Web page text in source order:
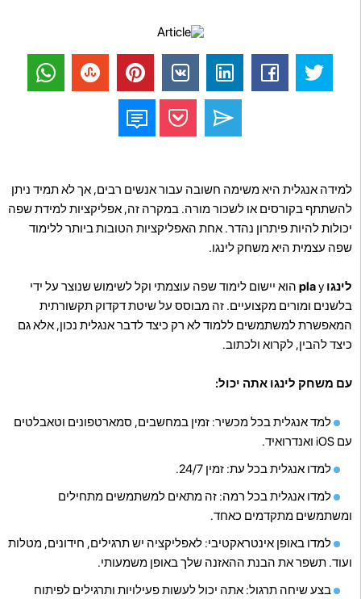
למידה אנגלית היא משימה חשובה עבור אנשים רבים, אך לא תמיד ניתן
להשתתף בקורסים או לשכור מורה. במקרה זה, אפליקציות למידת שפה
יכולות להיות פיתרון נהדר. אחת האפליקציות הטובות ביותר ללימוד
שפה עצמית היא משחק לינגו.
לינגו pla
y הוא יישום לימוד שפה עוצמתי וקל לשימוש שנוצר על ידי
בלשנים ומורים מקצועיים. זה מבוסס על שיטת דקדוק תקשורתית
המאפשרת למשתמשים ללמוד לא רק כיצד לדבר אנגלית נכון, אלא גם
כיצד להבין, לקרוא ולכתוב.
עם משחק לינגו אתה יכול:
למד אנגלית בכל מכשיר: זמין במחשבים, סמארטפונים וטאבלטים
עם iOS ואנדרואיד.
למדו אנגלית בכל עת: זמין 24/7.
למדו אנגלית בכל רמה: זה מתאים למשתמשים מתחילים
ומשתמשים מתקדמים כאחד.
למדו באופן אינטראקטיבי: לאפליקציה יש תרגילים, חידונים, מטלות
ועוד. תשפר את הבנת ההאזנה שלך באופן משמעותי.
בצע שיחה תרגול: אתה יכול לעשות פעילויות ותרגילים לפיתוח